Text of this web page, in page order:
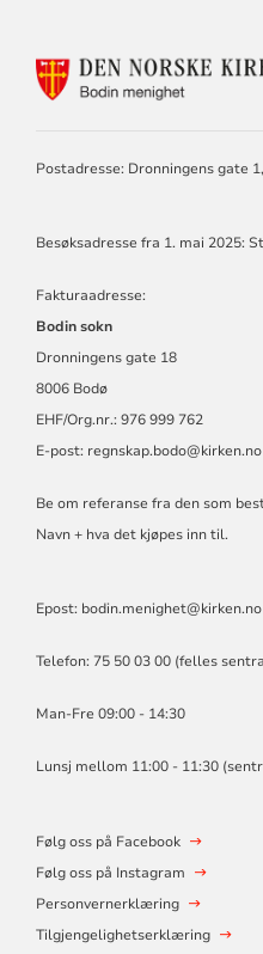
Postadresse: Dronningens gate
Besøksadresse fra 1. mai 2025:
Fakturaadresse:
Bodin sokn
Dronningens gate 18
8006 Bodø
EHF/Org.nr.: 976 999 762
E-post: regnskap.bodo@kirken.no
Be om referanse fra den som
Navn + hva det kjøpes inn til.
Epost: bodin.menighet@kirken.no
Telefon: 75 50 03 00 (felles
Man-Fre 09:00 - 14:30
Lunsj mellom 11:00 - 11:30
Følg oss på Facebook
Følg oss på Instagram
Personvernerklæring
Tilgjengelighetserklæring